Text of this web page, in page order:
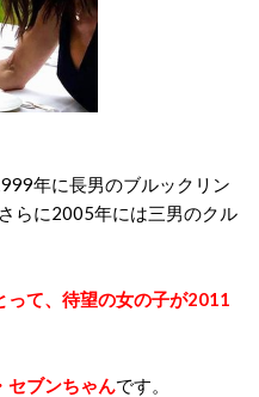
年に長男のブルックリン
らに2005年には三男のクル
って、待望の女の子が2011
セブンちゃんです。